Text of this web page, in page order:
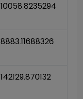
10058.8235294
8883.11688326
142129.870132